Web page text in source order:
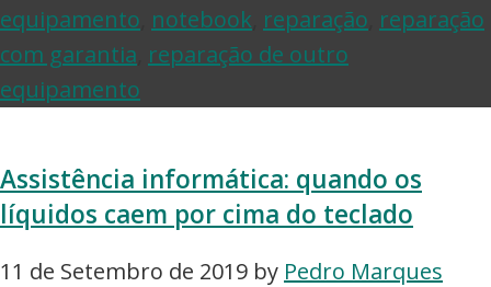
equipamento notebook reparação reparação
com garantia reparação de outro
equipamento
Assistência informática: quando os
líquidos caem por cima do teclado
11 de Setembro de 2019 by Pedro Marques